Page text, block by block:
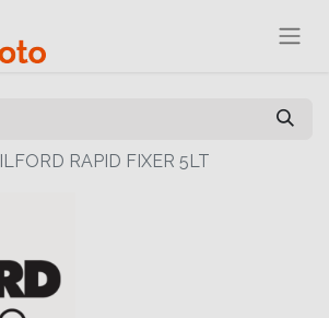
ILFORD RAPID FIXER 5LT